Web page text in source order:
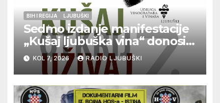
BIH I REGIJA LJUBUŠKI
Sedmo izdanje manifestacije
„Kušaj ljubuška vina“ donosi
vrhunska vina, gastronomiju i
glazbu
KOL 7, 2026 RADIO LJUBUŠKI